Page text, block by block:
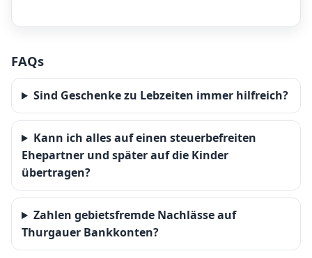
FAQs
Sind Geschenke zu Lebzeiten immer hilfreich?
Kann ich alles auf einen steuerbefreiten
Ehepartner und später auf die Kinder
übertragen?
Zahlen gebietsfremde Nachlässe auf
Thurgauer Bankkonten?